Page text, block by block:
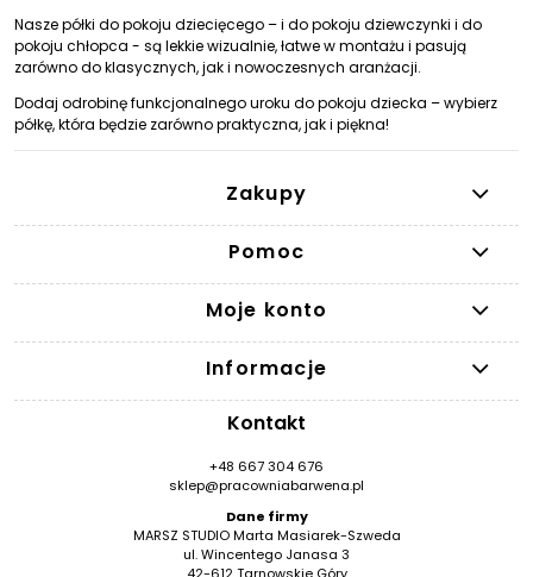
Nasze półki do pokoju dziecięcego – i do pokoju dziewczynki i do
pokoju chłopca - są lekkie wizualnie, łatwe w montażu i pasują
zarówno do klasycznych, jak i nowoczesnych aranżacji.
Dodaj odrobinę funkcjonalnego uroku do pokoju dziecka – wybierz
półkę, która będzie zarówno praktyczna, jak i piękna!
Zakupy
Pomoc
Moje konto
Informacje
Kontakt
+48 667 304 676
sklep@pracowniabarwena.pl
Dane firmy
MARSZ STUDIO Marta Masiarek-Szweda
ul. Wincentego Janasa 3